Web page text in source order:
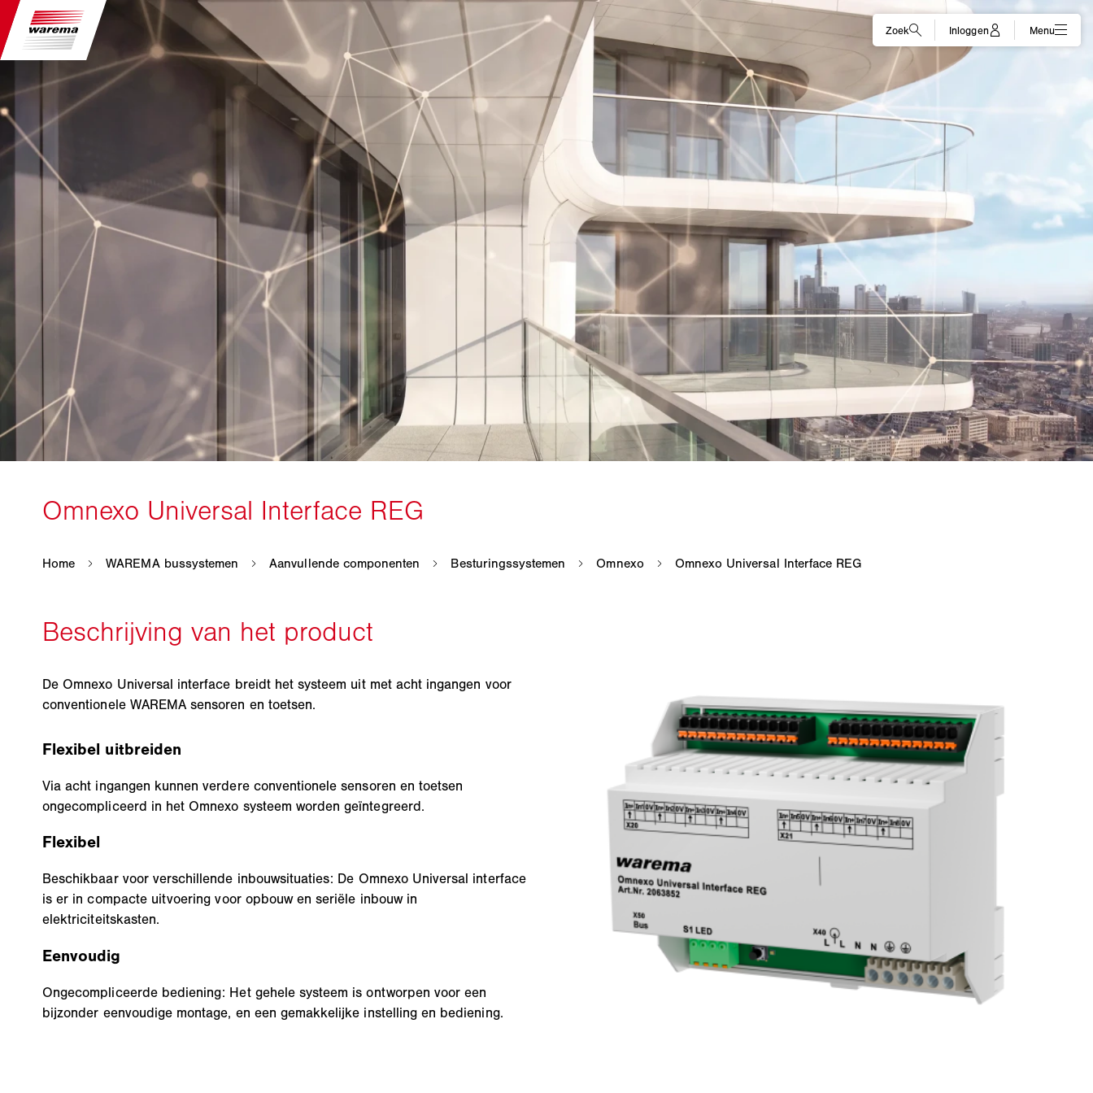
De Omnexo Universal interface breidt het systeem uit met acht ingangen voor
conventionele WAREMA sensoren en toetsen.
Flexibel uitbreiden
Via acht ingangen kunnen verdere conventionele sensoren en toetsen
ongecompliceerd in het Omnexo systeem worden geïntegreerd.
Flexibel
Beschikbaar voor verschillende inbouwsituaties: De Omnexo Universal interface
is er in compacte uitvoering voor opbouw en seriële inbouw in
elektriciteitskasten.
Eenvoudig
Ongecompliceerde bediening: Het gehele systeem is ontworpen voor een
bijzonder eenvoudige montage, en een gemakkelijke instelling en bediening.